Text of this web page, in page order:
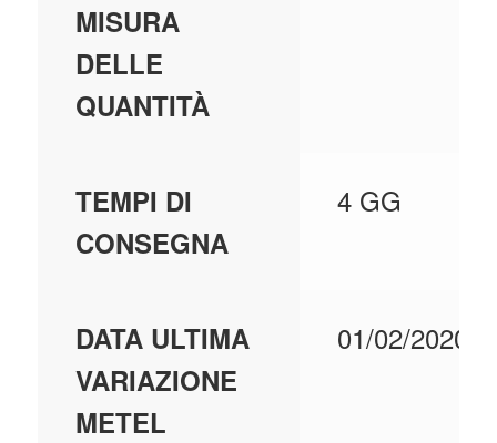
MISURA
DELLE
QUANTITÀ
TEMPI DI
CONSEGNA
4 GG
DATA ULTIMA
VARIAZIONE
METEL
01/02/2020